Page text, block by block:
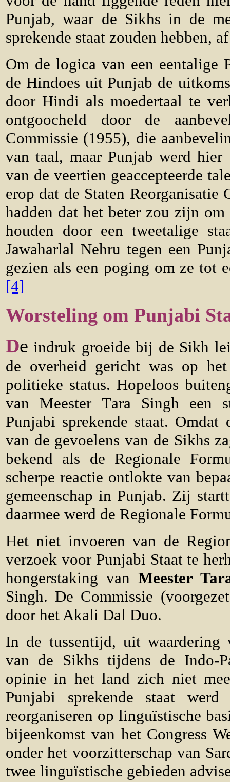
Punjab, waar de Sikhs in de
sprekende staat zouden hebben,
Om de logica van een eentalige
de Hindoes uit Punjab de
door Hindi als moedertaal te
ontgoocheld door de
Commissie (1955), die
van taal, maar Punjab werd
van de veertien geaccepteerde
erop dat de Staten
hadden dat het beter zou zijn
houden door een tweetalige
Jawaharlal Nehru tegen een
gezien als een poging om ze tot
[4]
Worsteling om Punjabi
De indruk groeide bij de Sikh
de overheid gericht was op
politieke status. Hopeloos
van Meester Tara Singh een
Punjabi sprekende staat.
van de gevoelens van de Sikhs
bekend als de Regionale
scherpe reactie ontlokte van
gemeenschap in Punjab. Zij
daarmee werd de Regionale
Het niet invoeren van de
verzoek voor Punjabi Staat te
hongerstaking van Meester
Singh. De Commissie
door het Akali Dal Duo.
In de tussentijd, uit waardering
van de Sikhs tijdens de Indo-
opinie in het land zich niet
Punjabi sprekende staat
reorganiseren op linguïstische
bijeenkomst van het Congress
onder het voorzitterschap van
twee linguïstische gebieden